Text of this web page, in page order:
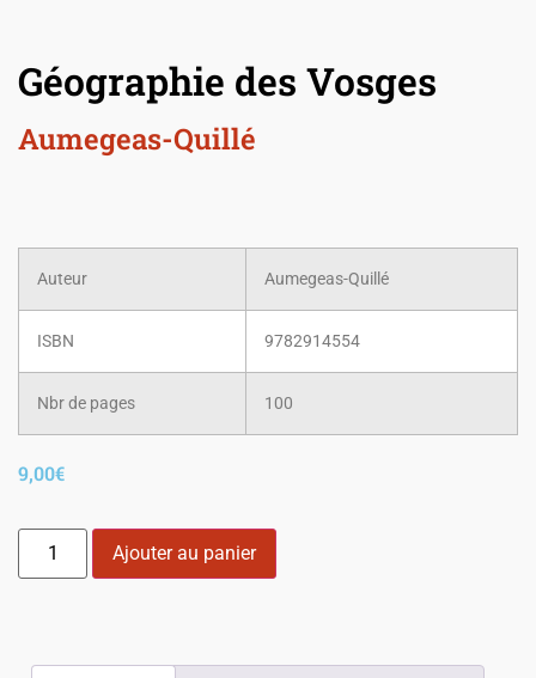
Géographie des Vosges
Aumegeas-Quillé
Auteur Aumegeas-Quillé
ISBN 9782914554
Nbr de pages 100
9,00€
Ajouter au panier